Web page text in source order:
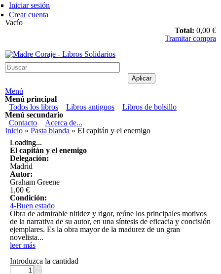
Pasar al contenido principal
Iniciar sesión
Crear cuenta
Vacío
Total: 0,00 €
Tramitar compra
Madre Coraje - Libros Solidarios
Menú
Menú principal
Todos los libros
Libros antiguos
Libros de bolsillo
Menú secundario
Contacto
Acerca de...
Usted está aquí
Inicio » Pasta blanda » El capitán y el enemigo
Loading...
Loading...
El capitán y el enemigo
Delegación:
Madrid
Autor:
Graham Greene
1,00 €
Condición:
4-Buen estado
Obra de admirable nitidez y rigor, reúne los principales motivos
de la narrativa de su autor, en una síntesis de eficacia y concisión
ejemplares. Es la obra mayor de la madurez de un gran
novelista...
leer más
Introduzca la cantidad